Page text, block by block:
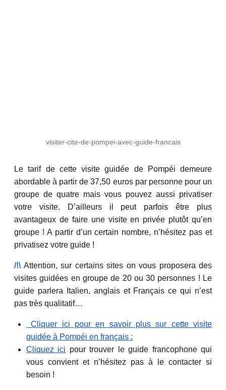
visiter-cite-de-pompei-avec-guide-francais
Le tarif de cette visite guidée de Pompéi demeure
abordable à partir de 37,50 euros par personne pour un
groupe de quatre mais vous pouvez aussi privatiser
votre visite. D’ailleurs il peut parfois être plus
avantageux de faire une visite en privée plutôt qu’en
groupe ! A partir d’un certain nombre, n’hésitez pas et
privatisez votre guide !
/!\ Attention, sur certains sites on vous proposera des
visites guidées en groupe de 20 ou 30 personnes ! Le
guide parlera Italien, anglais et Français ce qui n’est
pas très qualitatif…
Cliquer ici pour en savoir plus sur cette visite
guidée à Pompéi en français :
Cliquez ici pour trouver le guide francophone qui
vous convient et n’hésitez pas à le contacter si
besoin !